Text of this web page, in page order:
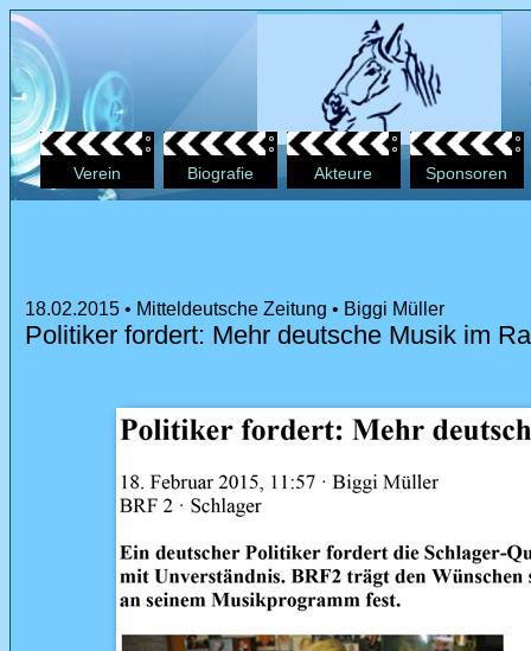
Verein Biografie Akteure Sponsoren
18.02.2015 • Mitteldeutsche Zeitung • Biggi Müller
Politiker fordert: Mehr deutsche Musik im